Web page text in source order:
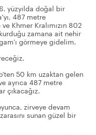
yüzyılda doğal bir
487 metre
Khmer Kralımızın 802
zamana ait nehir
görmeye gidelim.
50 km uzaktan gelen
ayrıca 487 metre
çıkacağız.
zirveye devam
sunan güzel bir